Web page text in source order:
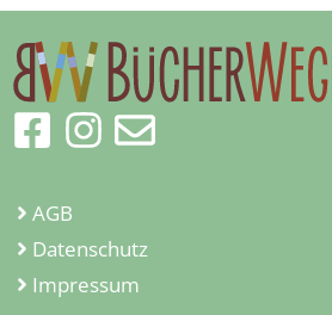
AGB
Datenschutz
Impressum